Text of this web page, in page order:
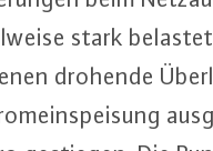
stark
drohende